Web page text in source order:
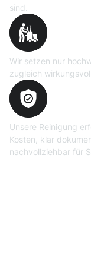
sind.
Wir setzen nur
zugleich
Unsere Reinigung
Kosten, klar
nachvollziehbar für